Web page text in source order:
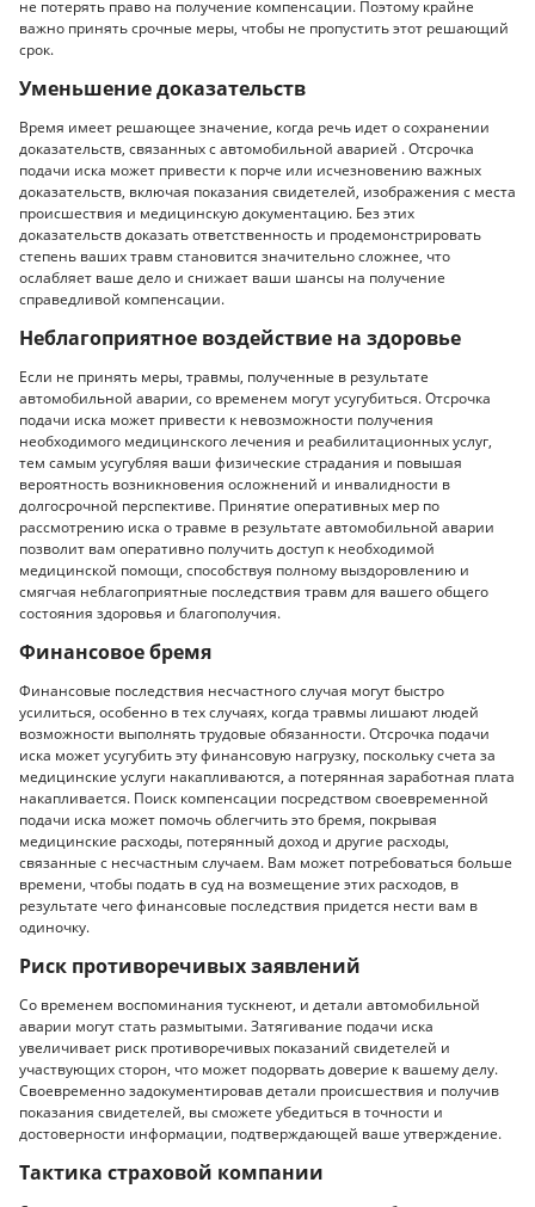
не потерять право на получение компенсации. Поэтому крайне
важно принять срочные меры, чтобы не пропустить этот решающий
срок.
Уменьшение доказательств
Время имеет решающее значение, когда речь идет о сохранении
доказательств, связанных с автомобильной аварией . Отсрочка
подачи иска может привести к порче или исчезновению важных
доказательств, включая показания свидетелей, изображения с места
происшествия и медицинскую документацию. Без этих
доказательств доказать ответственность и продемонстрировать
степень ваших травм становится значительно сложнее, что
ослабляет ваше дело и снижает ваши шансы на получение
справедливой компенсации.
Неблагоприятное воздействие на здоровье
Если не принять меры, травмы, полученные в результате
автомобильной аварии, со временем могут усугубиться. Отсрочка
подачи иска может привести к невозможности получения
необходимого медицинского лечения и реабилитационных услуг,
тем самым усугубляя ваши физические страдания и повышая
вероятность возникновения осложнений и инвалидности в
долгосрочной перспективе. Принятие оперативных мер по
рассмотрению иска о травме в результате автомобильной аварии
позволит вам оперативно получить доступ к необходимой
медицинской помощи, способствуя полному выздоровлению и
смягчая неблагоприятные последствия травм для вашего общего
состояния здоровья и благополучия.
Финансовое бремя
Финансовые последствия несчастного случая могут быстро
усилиться, особенно в тех случаях, когда травмы лишают людей
возможности выполнять трудовые обязанности. Отсрочка подачи
иска может усугубить эту финансовую нагрузку, поскольку счета за
медицинские услуги накапливаются, а потерянная заработная плата
накапливается. Поиск компенсации посредством своевременной
подачи иска может помочь облегчить это бремя, покрывая
медицинские расходы, потерянный доход и другие расходы,
связанные с несчастным случаем. Вам может потребоваться больше
времени, чтобы подать в суд на возмещение этих расходов, в
результате чего финансовые последствия придется нести вам в
одиночку.
Риск противоречивых заявлений
Со временем воспоминания тускнеют, и детали автомобильной
аварии могут стать размытыми. Затягивание подачи иска
увеличивает риск противоречивых показаний свидетелей и
участвующих сторон, что может подорвать доверие к вашему делу.
Своевременно задокументировав детали происшествия и получив
показания свидетелей, вы сможете убедиться в точности и
достоверности информации, подтверждающей ваше утверждение.
Тактика страховой компании